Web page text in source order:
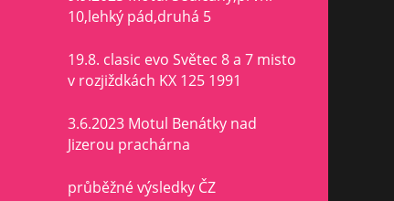
10,lehký pád,druhá 5
19.8. clasic evo Světec 8 a 7 misto
v rozjiždkách KX 125 1991
3.6.2023 Motul Benátky nad
Jizerou prachárna
průběžné výsledky ČZ